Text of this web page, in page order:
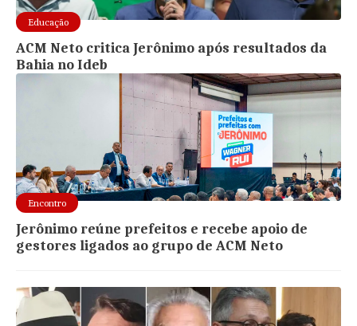
Educação
ACM Neto critica Jerônimo após resultados da
Bahia no Ideb
Encontro
Jerônimo reúne prefeitos e recebe apoio de
gestores ligados ao grupo de ACM Neto